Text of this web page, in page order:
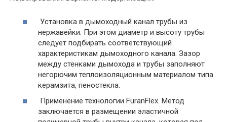
Установка в дымоходный канал трубы из
нержавейки. При этом диаметр и высоту трубы
следует подбирать соответствующий
характеристикам дымоходного канала. Зазор
между стенками дымохода и трубы заполняют
негорючим теплоизоляционным материалом типа
керамзита, пеностекла.
Применение технологии FuranFlex. Метод
заключается в размещении эластичной